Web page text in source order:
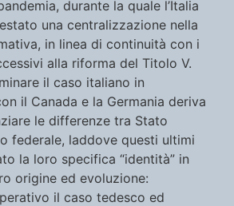
durante la quale l’Italia
una centralizzazione nella
in linea di continuità con i
alla riforma del Titolo V.
il caso italiano in
il Canada e la Germania deriva
le differenze tra Stato
federale, laddove questi ultimi
la loro specifica “identità” in
origine ed evoluzione:
il caso tedesco ed